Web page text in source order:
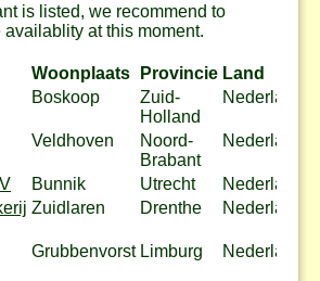
is listed, we recommend to
availablity at this moment.
Woonplaats Provincie Land
Boskoop
Zuid-
Holland
Nederland
Veldhoven
Noord-
Brabant
Nederland
Bunnik Utrecht Nederland
Zuidlaren Drenthe Nederland
Grubbenvorst Limburg Nederland